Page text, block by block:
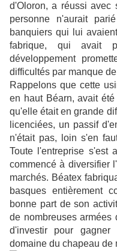
d'Oloron, a réussi avec
personne n'aurait
banquiers qui lui
fabrique, qui avait
développement
difficultés par manque
Rappelons que cette
en haut Béarn, avait
qu'elle était en grande
licenciées, un passif
n'était pas, loin s'en
Toute l'entreprise s'est
commencé à diversifier
marchés. Béatex
basques entièrement
bonne part de son
de nombreuses
d'investir pour
domaine du chapeau de